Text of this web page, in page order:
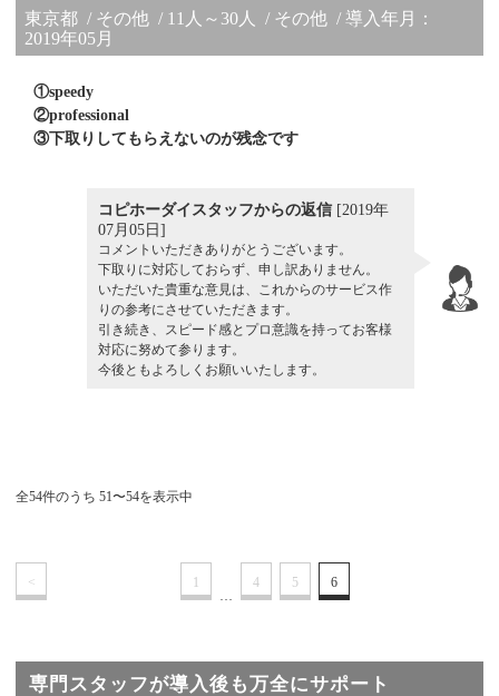
東京都 その他 11人～30人 その他
導入年月：
2019年05月
①speedy
②professional
③下取りしてもらえないのが残念です
コピホーダイスタッフからの返信 [2019年
07月05日]
コメントいただきありがとうございます。
下取りに対応しておらず、申し訳ありません。
いただいた貴重な意見は、これからのサービス作
りの参考にさせていただきます。
引き続き、スピード感とプロ意識を持ってお客様
対応に努めて参ります。
今後ともよろしくお願いいたします。
全54件のうち 51〜54を表示中
<
1
…
4 5 6
専門スタッフが導入後も万全にサポート